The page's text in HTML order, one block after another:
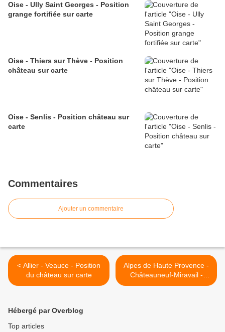
Oise - Ully Saint Georges - Position
grange fortifiée sur carte
Oise - Thiers sur Thève - Position
château sur carte
Oise - Senlis - Position château sur
carte
Commentaires
Ajouter un commentaire
< Allier - Veauce - Position
du château sur carte
Alpes de Haute Provence -
Châteauneuf-Miravail -
Position château sur carte >
Hébergé par Overblog
Top articles